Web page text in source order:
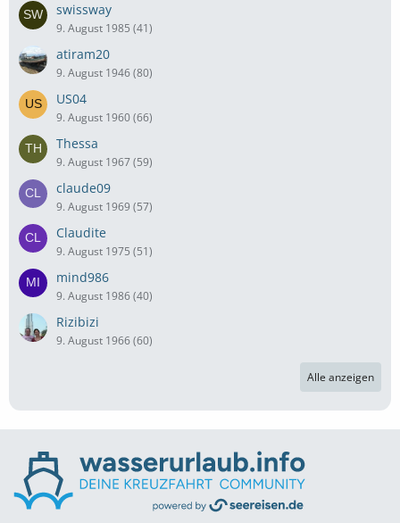
swissway
9. August 1985 (41)
atiram20
9. August 1946 (80)
US04
9. August 1960 (66)
Thessa
9. August 1967 (59)
claude09
9. August 1969 (57)
Claudite
9. August 1975 (51)
mind986
9. August 1986 (40)
Rizibizi
9. August 1966 (60)
Alle anzeigen